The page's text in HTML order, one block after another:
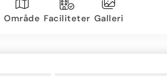
Område Faciliteter Galleri